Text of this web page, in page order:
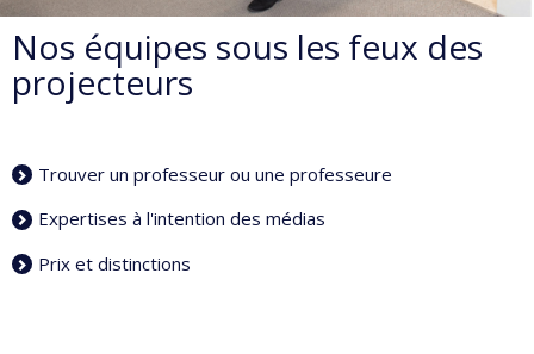
Nos équipes sous les feux des
projecteurs
Trouver un professeur ou une professeure
Expertises à l'intention des médias
Prix et distinctions